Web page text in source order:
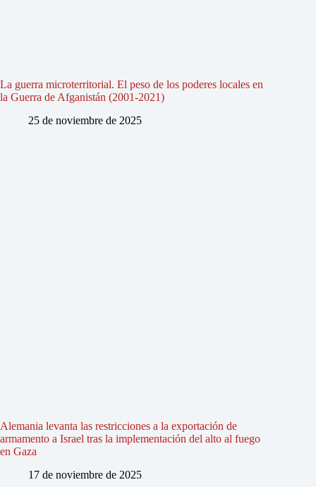
La guerra microterritorial. El peso de los poderes locales en
la Guerra de Afganistán (2001-2021)
25 de noviembre de 2025
Alemania levanta las restricciones a la exportación de
armamento a Israel tras la implementación del alto al fuego
en Gaza
17 de noviembre de 2025